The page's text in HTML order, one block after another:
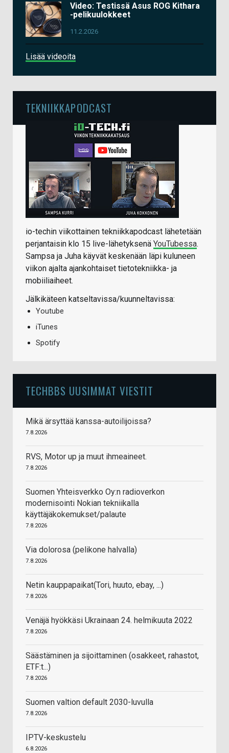
Video: Testissä Asus ROG Kithara
-pelikuulokkeet
11.2.2026
Lisää videoita
TEKNIIKKAPODCAST
io-techin viikottainen tekniikkapodcast lähetetään
perjantaisin klo 15 live-lähetyksenä YouTubessa.
Sampsa ja Juha käyvät keskenään läpi kuluneen
viikon ajalta ajankohtaiset tietotekniikka- ja
mobiiliaiheet.
Jälkikäteen katseltavissa/kuunneltavissa:
Youtube
iTunes
Spotify
TECHBBS UUSIMMAT VIESTIT
Mikä ärsyttää kanssa-autoilijoissa?
7.8.2026
RVS, Motor up ja muut ihmeaineet.
7.8.2026
Suomen Yhteisverkko Oy:n radioverkon
modernisointi Nokian tekniikalla
käyttäjäkokemukset/palaute
7.8.2026
Via dolorosa (pelikone halvalla)
7.8.2026
Netin kauppapaikat(Tori, huuto, ebay, ...)
7.8.2026
Venäjä hyökkäsi Ukrainaan 24. helmikuuta 2022
7.8.2026
Säästäminen ja sijoittaminen (osakkeet, rahastot,
ETF:t...)
7.8.2026
Suomen valtion default 2030-luvulla
7.8.2026
IPTV-keskustelu
6.8.2026